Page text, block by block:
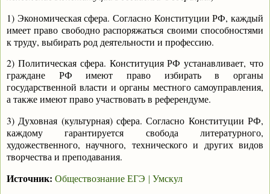
1) Экономическая сфера. Согласно Конституции РФ, каждый
имеет право свободно распоряжаться своими способностями
к труду, выбирать род деятельности и профессию.
2) Политическая сфера. Конституция РФ устанавливает, что
граждане РФ имеют право избирать в органы
государственной власти и органы местного самоуправления,
а также имеют право участвовать в референдуме.
3) Духовная (культурная) сфера. Согласно Конституции РФ,
каждому гарантируется свобода литературного,
художественного, научного, технического и других видов
творчества и преподавания.
Источник: Обществознание ЕГЭ | Умскул